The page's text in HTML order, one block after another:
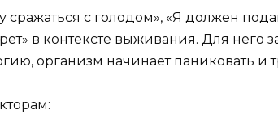
с голодом», «Я должен
в контексте выживания. Для него
организм начинает паниковать и